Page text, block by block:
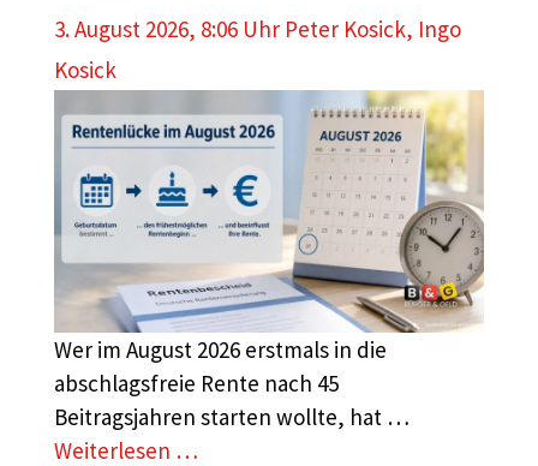
3. August 2026, 8:06 Uhr Peter Kosick, Ingo
Kosick
Wer im August 2026 erstmals in die
abschlagsfreie Rente nach 45
Beitragsjahren starten wollte, hat …
Weiterlesen …